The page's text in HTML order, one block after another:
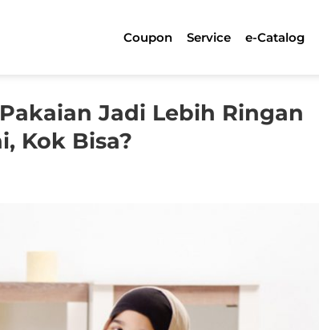
Coupon Service e-Catalog
Jadi Lebih Ringan
Kok Bisa?